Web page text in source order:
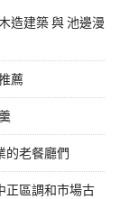
造建築 與 池邊漫
薦
的老餐廳們
正區調和市場古